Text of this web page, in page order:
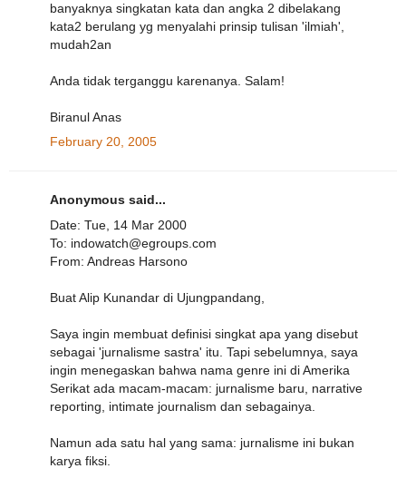
banyaknya singkatan kata dan angka 2 dibelakang
kata2 berulang yg menyalahi prinsip tulisan 'ilmiah',
mudah2an
Anda tidak terganggu karenanya. Salam!
Biranul Anas
February 20, 2005
Anonymous said...
Date: Tue, 14 Mar 2000
To: indowatch@egroups.com
From: Andreas Harsono
Buat Alip Kunandar di Ujungpandang,
Saya ingin membuat definisi singkat apa yang disebut
sebagai 'jurnalisme sastra' itu. Tapi sebelumnya, saya
ingin menegaskan bahwa nama genre ini di Amerika
Serikat ada macam-macam: jurnalisme baru, narrative
reporting, intimate journalism dan sebagainya.
Namun ada satu hal yang sama: jurnalisme ini bukan
karya fiksi.